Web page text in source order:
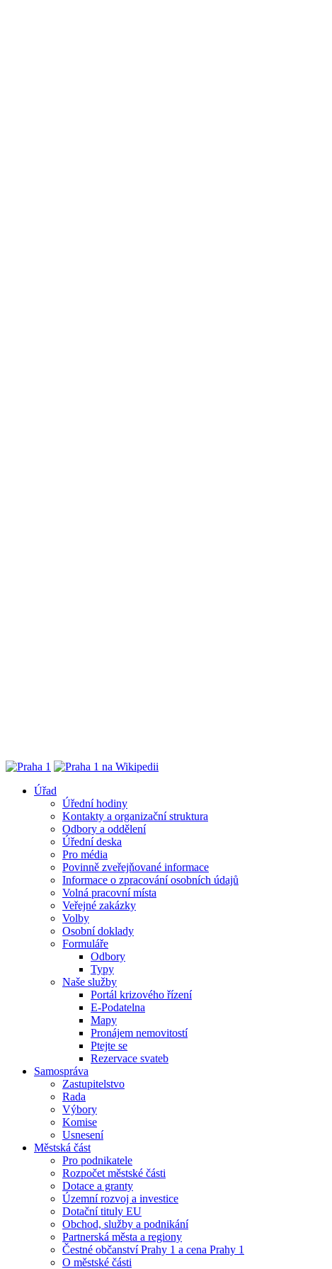
Úřad
Úřední hodiny
Kontakty a organizační struktura
Odbory a oddělení
Úřední deska
Pro média
Povinně zveřejňované informace
Informace o zpracování osobních údajů
Volná pracovní místa
Veřejné zakázky
Volby
Osobní doklady
Formuláře
Odbory
Typy
Naše služby
Portál krizového řízení
E-Podatelna
Mapy
Pronájem nemovitostí
Ptejte se
Rezervace svateb
Samospráva
Zastupitelstvo
Rada
Výbory
Komise
Usnesení
Městská část
Pro podnikatele
Rozpočet městské části
Dotace a granty
Územní rozvoj a investice
Dotační tituly EU
Obchod, služby a podnikání
Partnerská města a regiony
Čestné občanství Prahy 1 a cena Prahy 1
O městské části